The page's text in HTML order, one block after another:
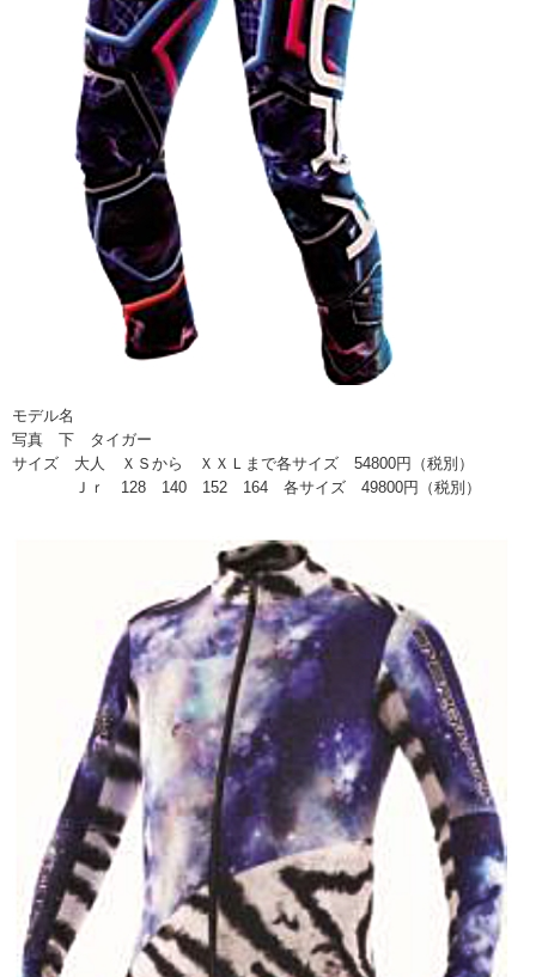
モデル名
写真 下 タイガー
サイズ 大人 ＸＳから ＸＸＬまで各サイズ 54800円（税別）
Ｊｒ 128 140 152 164 各サイズ 49800円（税別）